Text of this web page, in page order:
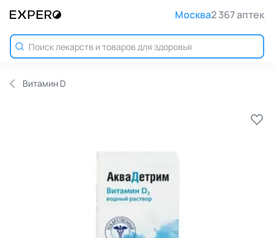
Москва2 367 аптек
Витамин D